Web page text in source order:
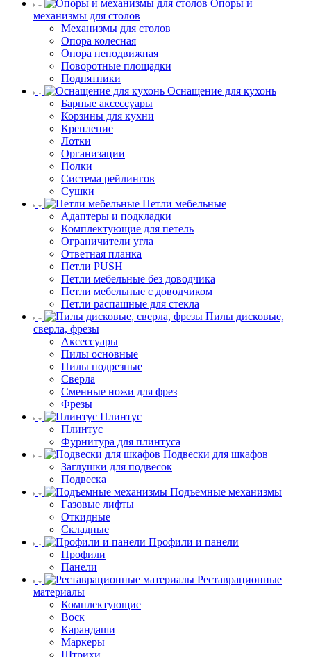
Опоры и
механизмы для столов
Механизмы для столов
Опора колесная
Опора неподвижная
Поворотные площадки
Подпятники
Оснащение для кухонь
Барные аксессуары
Корзины для кухни
Крепление
Лотки
Организации
Полки
Система рейлингов
Сушки
Петли мебельные
Адаптеры и подкладки
Комплектующие для петель
Ограничители угла
Ответная планка
Петли PUSH
Петли мебельные без доводчика
Петли мебельные с доводчиком
Петли распашные для стекла
Пилы дисковые,
сверла, фрезы
Аксессуары
Пилы основные
Пилы подрезные
Сверла
Сменные ножи для фрез
Фрезы
Плинтус
Плинтус
Фурнитура для плинтуса
Подвески для шкафов
Заглушки для подвесок
Подвеска
Подъемные механизмы
Газовые лифты
Откидные
Складные
Профили и панели
Профили
Панели
Реставрационные
материалы
Комплектующие
Воск
Карандаши
Маркеры
Штрихи